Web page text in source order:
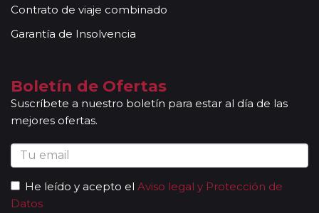
acompañantes podrán dar las explicaciones en dos
idiomas diferentes. Según circuito, le atenderá en su
acompañantes siempre estarán presentes en los
paseos incluidos, pero poseen múltiples funciones y
deben dedicación a la totalidad del grupo y no a una
persona en particular. En los momentos en que no
existen servicios incluidos en el programa, nuestros
guías pueden encontrarse realizando funciones bien
por tanto no estar disponibles en un momento
determinado.
Contrato de viaje combinado
Garantía de Insolvencia
Boletín de Ofertas
Suscríbete a nuestro boletín para estar al día de las
mejores ofertas.
He leído y acepto el Aviso legal y Protección de
Datos